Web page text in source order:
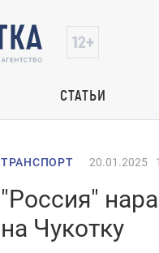
СТАТЬИ
ТРАНСПОРТ 20.01.2025
"Россия"
на Чукотку